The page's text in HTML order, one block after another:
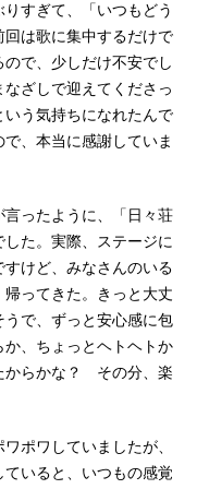
を魅了しました。今
ポートをお届けしま
も、クリスマスも、
、バレンタインも！
を詰め込んだ朗読
バレンタイーン！
の朗読劇は日向さん
開幕！ 相変わらず
は呆れ顔ですが、よ
前回の「日々荘」の
月7日だったことも
ンも、クリスマス
りすぎて、「いつもどう
は歌に集中するだけで
で、少しだけ不安でし
ざしで迎えてくださっ
う気持ちになれたんで
、本当に感謝していま
言ったように、「日々荘
た。実際、ステージに
けど、みなさんのいる
ってきた。きっと大丈
で、ずっと安心感に包
、ちょっとヘトヘトか
からかな？ その分、楽
ポワしていましたが、
いると、いつもの感覚